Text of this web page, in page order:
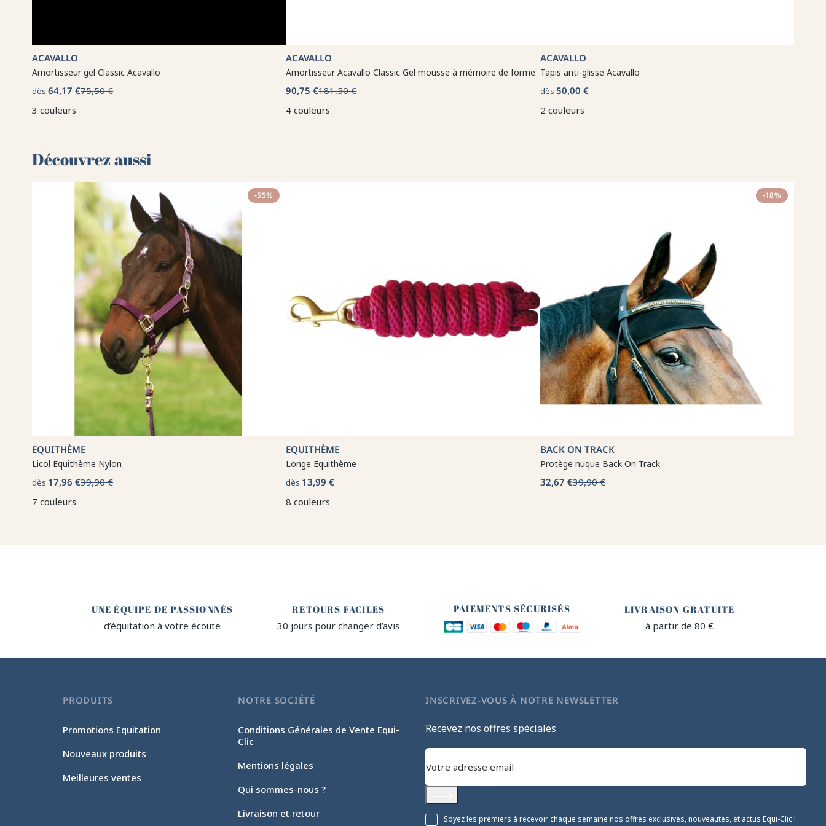
ACAVALLO
Amortisseur gel Classic Acavallo
dès64,17 €75,50 €
3 couleurs
ACAVALLO
Amortisseur Acavallo Classic Gel mousse à mémoire de forme
90,75 €181,50 €
4 couleurs
ACAVALLO
Tapis anti-glisse Acavallo
dès 50,00 €
2 couleurs
Découvrez aussi 🌻
-55%
EQUITHÈME
Licol Equithème Nylon
dès 17,96 €39,90 €
7 couleurs
EQUITHÈME
Longe Equithème
dès 13,99 €
8 couleurs
-18%
BACK ON TRACK
Protège nuque Back On Track
32,67 €39,90 €
UNE ÉQUIPE DE PASSIONNÉS
d’équitation à votre écoute
RETOURS FACILES
30 jours pour changer d’avis
PAIEMENTS SÉCURISÉS
LIVRAISON GRATUITE
à partir de 80 €
PRODUITS
Promotions Equitation
Nouveaux produits
Meilleures ventes
NOTRE SOCIÉTÉ
Conditions Générales de Vente Equi-
Clic
Mentions légales
Qui sommes-nous ?
Livraison et retour
INSCRIVEZ-VOUS À NOTRE NEWSLETTER
Recevez nos offres spéciales
Soyez les premiers à recevoir chaque semaine nos offres exclusives, nouveautés, et actus Equi-Clic !